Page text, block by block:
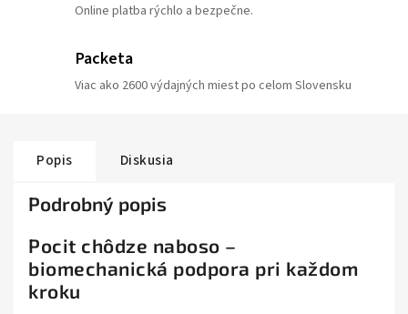
Online platba rýchlo a bezpečne.
Packeta
Viac ako 2600 výdajných miest po celom Slovensku
Popis Diskusia
Podrobný popis
Pocit chôdze naboso –
biomechanická podpora pri každom
kroku